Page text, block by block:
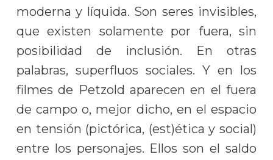
moderna y líquida. Son seres invisibles,
que existen solamente por fuera, sin
posibilidad de inclusión. En otras
palabras, superfluos sociales. Y en los
filmes de Petzold aparecen en el fuera
de campo o, mejor dicho, en el espacio
en tensión (pictórica, (est)ética y social)
entre los personajes. Ellos son el saldo